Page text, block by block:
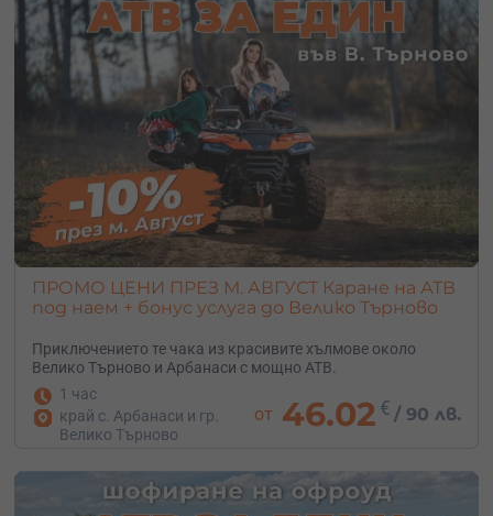
ПРОМО ЦЕНИ ПРЕЗ М. АВГУСТ Каране на АТВ
под наем + бонус услуга до Велико Търново
Приключението те чака из красивите хълмове около
Велико Търново и Арбанаси с мощно АТВ.
1 час
край с. Арбанаси и гр.
Велико Търново
от 46.02 € / 90 лв.